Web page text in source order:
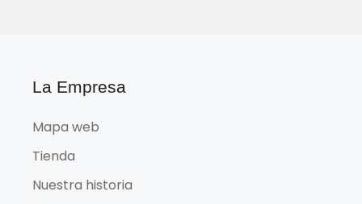
La Empresa
Mapa web
Tienda
Nuestra historia